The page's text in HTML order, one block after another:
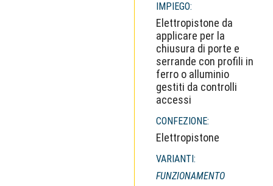
IMPIEGO:
Elettropistone da
applicare per la
chiusura di porte e
serrande con profili in
ferro o alluminio
gestiti da controlli
accessi
CONFEZIONE:
Elettropistone
VARIANTI:
FUNZIONAMENTO